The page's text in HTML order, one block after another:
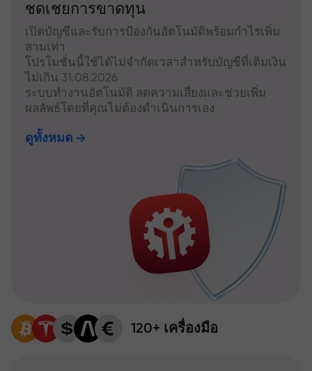
ชดเชยการขาดทุน
เปิดบัญชีและรับการป้องกันอัตโนมัติพร้อมกำไรเพิ่ม
สามเท่า
โปรโมชั่นนี้ใช้ได้ไม่จำกัดเวลาสำหรับบัญชีที่เติมเงิน
ไม่เกิน 31.08.2026
ระบบทำงานอัตโนมัติ ลดความเสี่ยงและช่วยเพิ่ม
ผลลัพธ์โดยที่คุณไม่ต้องดำเนินการเอง
ดูทั้งหมด
120+ เครื่องมือ